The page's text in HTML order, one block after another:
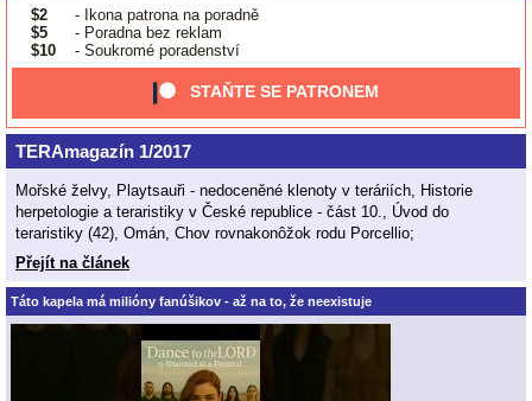
$2
- Ikona patrona na poradně
$5
- Poradna bez reklam
$10
- Soukromé poradenství
STAŇTE SE PATRONEM
TERAmagazín 1/2017
Mořské želvy, Playtsauři - nedoceněné klenoty v teráriích, Historie
herpetologie a teraristiky v České republice - část 10., Úvod do
teraristiky (42), Omán, Chov rovnakonôžok rodu Porcellio;
Přejít na článek
Táto kapela má milióny fanúšikov - až na to, že neexistuje